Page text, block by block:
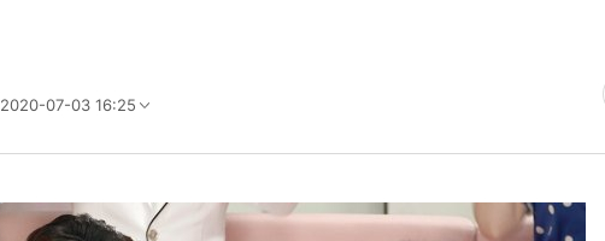
2020-07-03 16:25